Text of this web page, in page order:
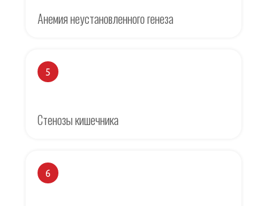
Анемия неустановленного генеза
5
Стенозы кишечника
6